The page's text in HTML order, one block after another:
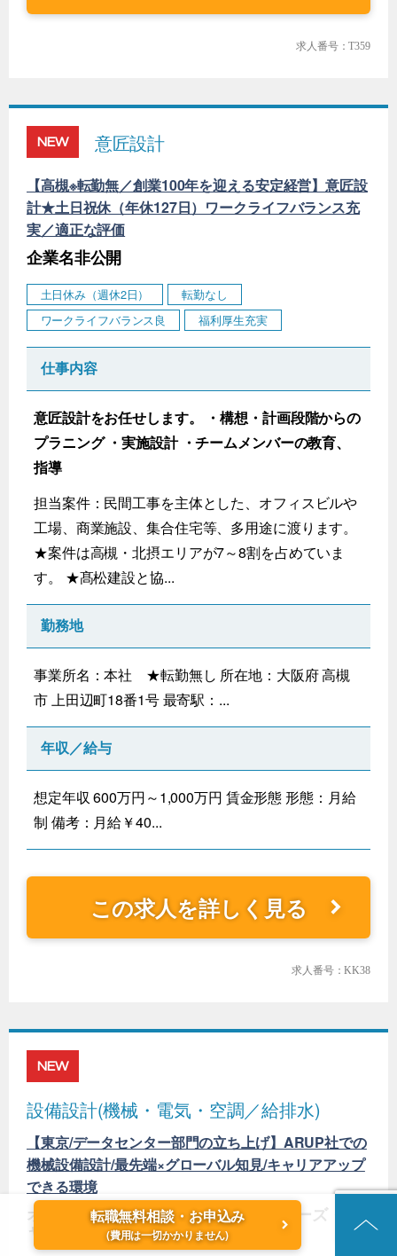
求人番号：T359
NEW 意匠設計
【高槻※転勤無／創業100年を迎える安定経営】意匠設
計★土日祝休（年休127日）ワークライフバランス充
実／適正な評価
企業名非公開
土日休み（週休2日）
転勤なし
ワークライフバランス良
福利厚生充実
仕事内容
意匠設計をお任せします。 ・構想・計画段階からの
プラニング ・実施設計 ・チームメンバーの教育、
指導
担当案件：民間工事を主体とした、オフィスビルや
工場、商業施設、集合住宅等、多用途に渡ります。
★案件は高槻・北摂エリアが7～8割を占めていま
す。 ★髙松建設と協...
勤務地
事業所名：本社 ★転勤無し 所在地：大阪府 高槻
市 上田辺町18番1号 最寄駅：...
年収／給与
想定年収 600万円～1,000万円 賃金形態 形態：月給
制 備考：月給￥40...
この求人を詳しく見る
求人番号：KK38
NEW
設備設計(機械・電気・空調／給排水)
【東京/データセンター部門の立ち上げ】ARUP社での
機械設備設計/最先端×グローバル知見/キャリアアップ
できる環境
オーヴ・アラップ・アンド・パートナーズ・ジ
ャパン・リミテッド
転職無料相談・お申込み
(費用は一切かかりません)